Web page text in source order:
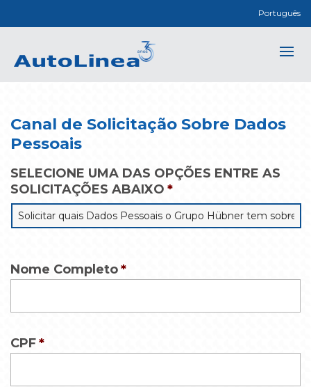
Português
Canal de Solicitação Sobre Dados
Pessoais
SELECIONE UMA DAS OPÇÕES ENTRE AS
SOLICITAÇÕES ABAIXO *
Nome Completo*
CPF*